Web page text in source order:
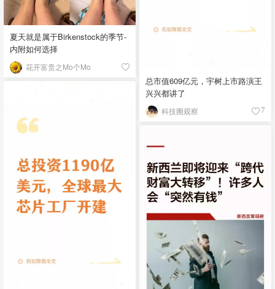
夏天就是属于Birkenstock的季节-
内附如何选择
花开富贵之Mo个Mo
总市值609亿元，宇树上市路演王
兴兴都讲了
科技圈观察 7